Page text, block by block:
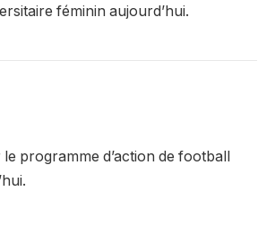
féminin aujourd’hui.
programme d’action de football